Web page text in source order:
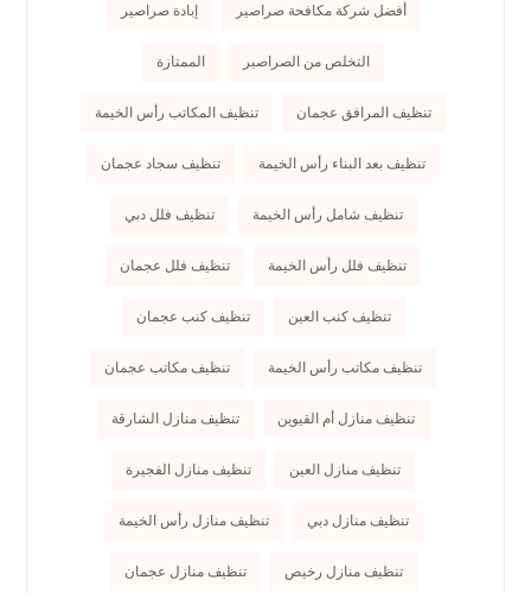
أفضل شركة مكافحة صراصير إبادة صراصير
التخلص من الصراصير الممتازة
تنظيف المرافق عجمان تنظيف المكاتب رأس الخيمة
تنظيف بعد البناء رأس الخيمة تنظيف سجاد عجمان
تنظيف شامل رأس الخيمة تنظيف فلل دبي
تنظيف فلل رأس الخيمة تنظيف فلل عجمان
تنظيف كنب العين تنظيف كنب عجمان
تنظيف مكاتب رأس الخيمة تنظيف مكاتب عجمان
تنظيف منازل أم القيوين تنظيف منازل الشارقة
تنظيف منازل العين تنظيف منازل الفجيرة
تنظيف منازل دبي تنظيف منازل رأس الخيمة
تنظيف منازل رخيص تنظيف منازل عجمان